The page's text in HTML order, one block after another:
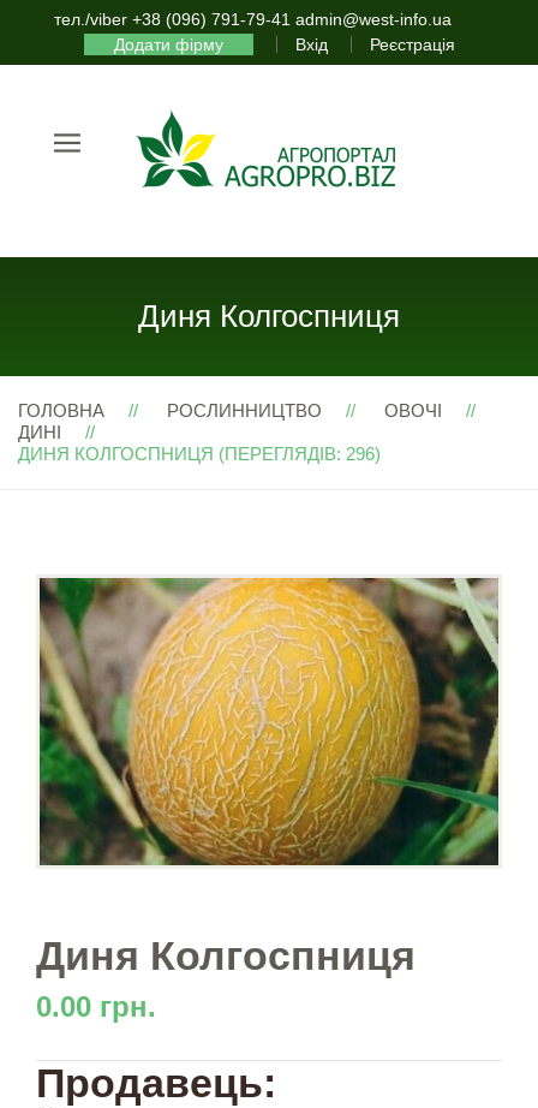
тел./viber +38 (096) 791-79-41 admin@west-info.ua
Додати фірму
Вхід Реєстрація
Диня Колгоспниця
ГОЛОВНА РОСЛИННИЦТВО
ОВОЧІ
ДИНІ
ДИНЯ КОЛГОСПНИЦЯ (ПЕРЕГЛЯДІВ: 296)
Диня Колгоспниця
0.00 грн.
Продавець: